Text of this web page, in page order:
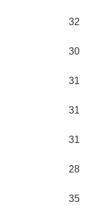
32
30
31
31
31
28
35